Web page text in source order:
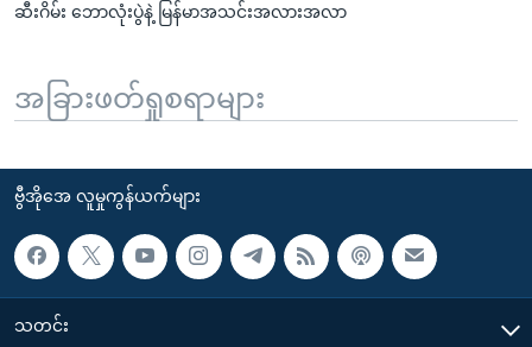
ဆီးဂိမ်း ဘောလုံးပွဲနဲ့ မြန်မာအသင်းအလားအလာ
အခြားဖတ်ရှုစရာများ
ဗွီအိုအေ လူမှုကွန်ယက်များ
သတင်း